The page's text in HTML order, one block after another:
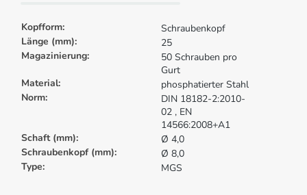
Kopfform:
Schraubenkopf
Länge (mm):
25
Magazinierung:
50 Schrauben pro
Gurt
Material:
phosphatierter Stahl
Norm:
DIN 18182-2:2010-
02 , EN
14566:2008+A1
Schaft (mm):
Ø 4,0
Schraubenkopf (mm):
Ø 8,0
Type:
MGS